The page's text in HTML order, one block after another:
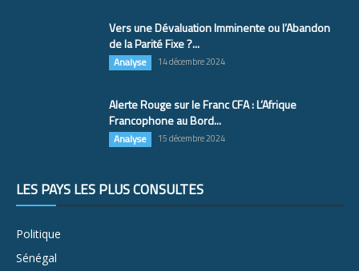
Vers une Dévaluation Imminente ou l’Abandon
de la Parité Fixe ?...
Analyse 14 décembre 2024
Alerte Rouge sur le Franc CFA : L’Afrique
Francophone au Bord...
Analyse 15 décembre 2024
LES PAYS LES PLUS CONSULTÉS
Politique
Sénégal